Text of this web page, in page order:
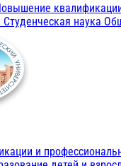
Студенческая наука
и